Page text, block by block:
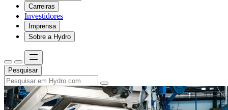
Carreiras
Investidores
Imprensa
Sobre a Hydro
Pesquisar